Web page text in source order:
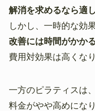
解消を求めるなら適
しかし、一時的な効
改善には時間がかか
費用対効果は高くな
一方のピラティスは
料金がやや高めにな